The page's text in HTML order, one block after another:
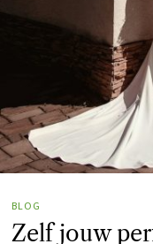
BLOG
Zelf jouw